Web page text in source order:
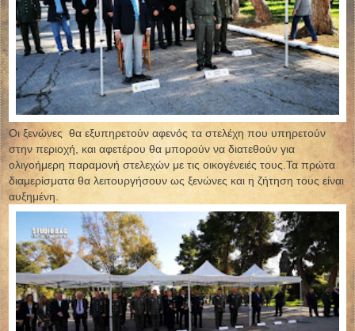
Οι ξενώνες θα εξυπηρετούν αφενός τα στελέχη που υπηρετούν
στην περιοχή, και αφετέρου θα μπορούν να διατεθούν για
ολιγοήμερη παραμονή στελεχών με τις οικογένειές τους.Τα πρώτα
διαμερίσματα θα λειτουργήσουν ως ξενώνες και η ζήτηση τους είναι
αυξημένη.